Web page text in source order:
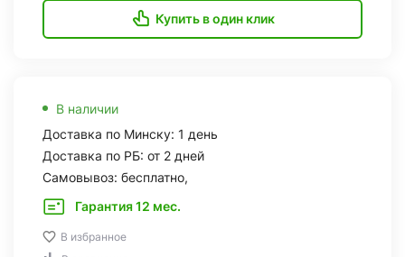
Купить в один клик
В наличии
Доставка по Минску: 1 день
Доставка по РБ: от 2 дней
Самовывоз: бесплатно,
Гарантия 12 мес.
В избранное